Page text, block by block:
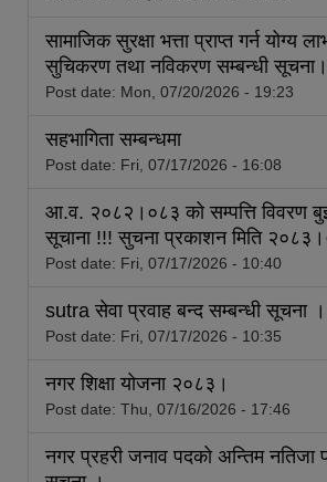
सामाजिक सुरक्षा भत्ता प्राप्त गर्न योग्य
सुचिकरण तथा नविकरण सम्बन्धी सूचना।
Post date: Mon, 07/20/2026 - 19:23
सहभागिता सम्बन्धमा
Post date: Fri, 07/17/2026 - 16:08
आ.व. २०८२।०८३ को सम्पत्ति विवरण
सूचाना !!! सुचना प्रकाशन मिति
Post date: Fri, 07/17/2026 - 10:40
sutra सेवा प्रवाह बन्द सम्बन्धी सूचना ।
Post date: Fri, 07/17/2026 - 10:35
नगर शिक्षा योजना २०८३।
Post date: Thu, 07/16/2026 - 17:46
नगर प्रहरी जनाव पदको अन्तिम नतिजा